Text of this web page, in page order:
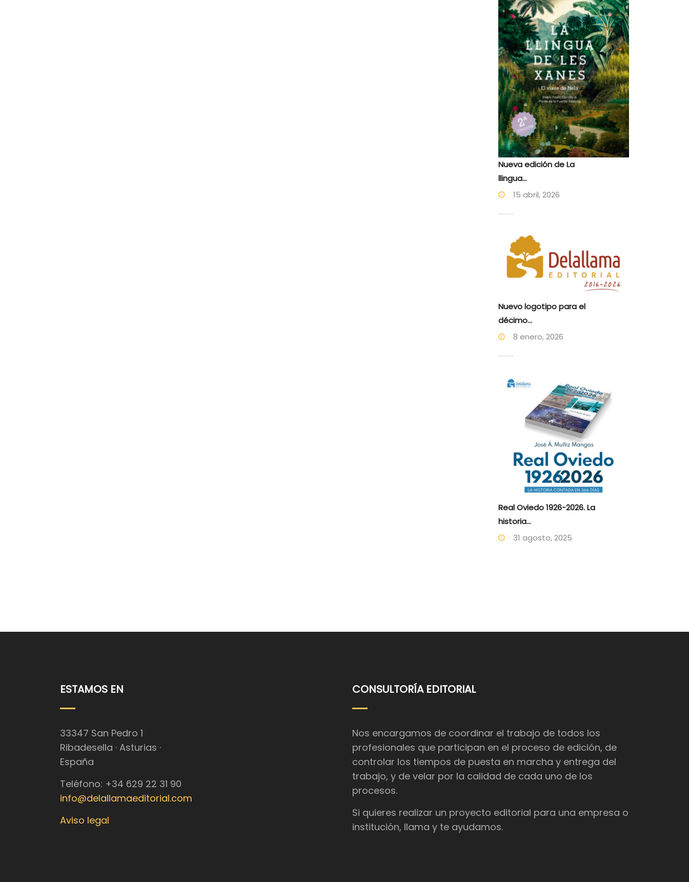
Nueva edición de La
llingua...
15 abril, 2026
Nuevo logotipo para el
décimo...
8 enero, 2026
Real Oviedo 1926-2026. La
historia...
31 agosto, 2025
ESTAMOS EN
33347 San Pedro 1
Ribadesella · Asturias ·
España
Teléfono: +34 629 22 31 90
info@delallamaeditorial.com
Aviso legal
CONSULTORÍA EDITORIAL
Nos encargamos de coordinar el trabajo de todos los
profesionales que participan en el proceso de edición, de
controlar los tiempos de puesta en marcha y entrega del
trabajo, y de velar por la calidad de cada uno de los
procesos.
Si quieres realizar un proyecto editorial para una empresa o
institución, llama y te ayudamos.